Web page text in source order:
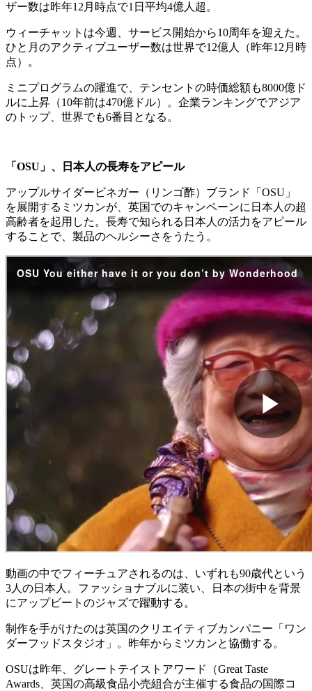
ザー数は昨年12月時点で1日平均4億人超。
ウィーチャットは今週、サービス開始から10周年を迎えた。
ひと月のアクティブユーザー数は世界で12億人（昨年12月時
点）。
ミニプログラムの躍進で、テンセントの時価総額も8000億ド
ルに上昇（10年前は470億ドル）。企業ランキングでアジア
のトップ、世界でも6番目となる。
「OSU」、日本人の長寿をアピール
アップルサイダービネガー（リンゴ酢）ブランド「OSU」
を展開するミツカンが、英国でのキャンペーンに日本人の超
高齢者を起用した。長寿で知られる日本人の活力をアピール
することで、製品のヘルシーさをうたう。
動画の中でフィーチュアされるのは、いずれも90歳代という
3人の日本人。ファッショナブルに装い、日本の街中を背景
にアップビートのジャズで躍動する。
制作を手がけたのは英国のクリエイティブカンパニー「ワン
ダーフッドスタジオ」。昨年からミツカンと協働する。
OSUは昨年、グレートテイストアワード（Great Taste
Awards、英国の高級食品小売組合が主催する食品の国際コ